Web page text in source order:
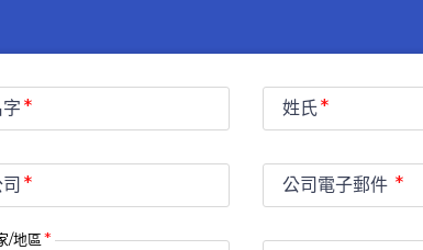
姓氏
公司電子郵件
/地區